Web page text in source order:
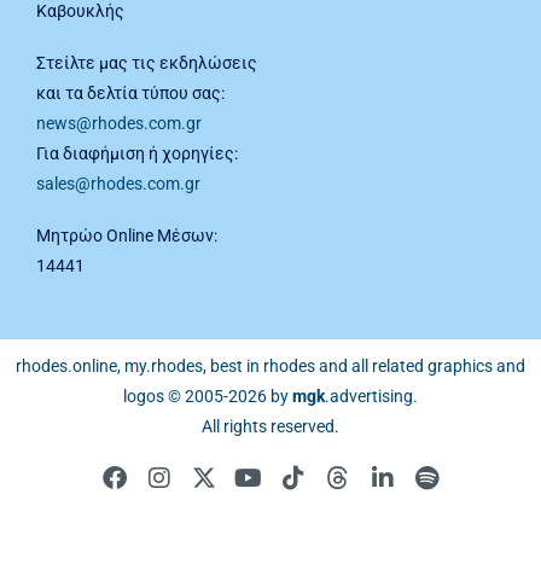
Καβουκλής
Στείλτε μας τις εκδηλώσεις
και τα δελτία τύπου σας:
news@rhodes.com.gr
Για διαφήμιση ή χορηγίες:
sales@rhodes.com.gr
Μητρώο Online Μέσων:
14441
rhodes.online, my.rhodes, best in rhodes and all related graphics and
logos © 2005-2026 bymgk.advertising.
All rights reserved.